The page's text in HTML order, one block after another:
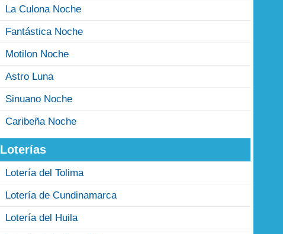
La Culona Noche
Fantástica Noche
Motilon Noche
Astro Luna
Sinuano Noche
Caribeña Noche
Loterías
Lotería del Tolima
Lotería de Cundinamarca
Lotería del Huila